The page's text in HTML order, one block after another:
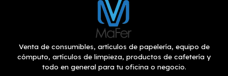
Venta de consumibles, artículos de papelería, equipo de
cómputo, artículos de limpieza, productos de cafetería y
todo en general para tu oficina o negocio.